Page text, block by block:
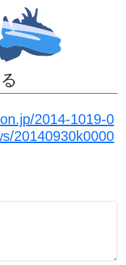
2014-1019-0
20140930k0000